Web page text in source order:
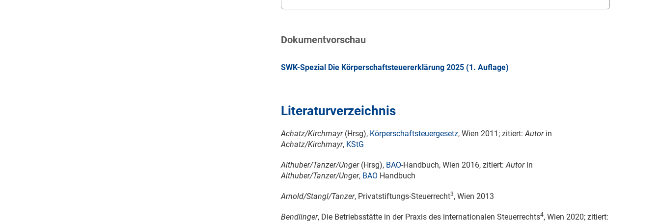
Dokumentvorschau
SWK-Spezial Die Körperschaftsteuererklärung 2025 (1. Auflage)
Literaturverzeichnis
Achatz/Kirchmayr(Hrsg), Körperschaftsteuergesetz, Wien 2011; zitiert: Autorin
Achatz/Kirchmayr, KStG
Althuber/Tanzer/Unger (Hrsg), BAO-Handbuch, Wien 2016, zitiert: Autorin
Althuber/Tanzer/Unger, BAO Handbuch
Arnold/Stangl/Tanzer, Privatstiftungs-Steuerrecht3, Wien 2013
Bendlinger, Die Betriebsstätte in der Praxis des internationalen Steuerrechts4, Wien 2020; zitiert: